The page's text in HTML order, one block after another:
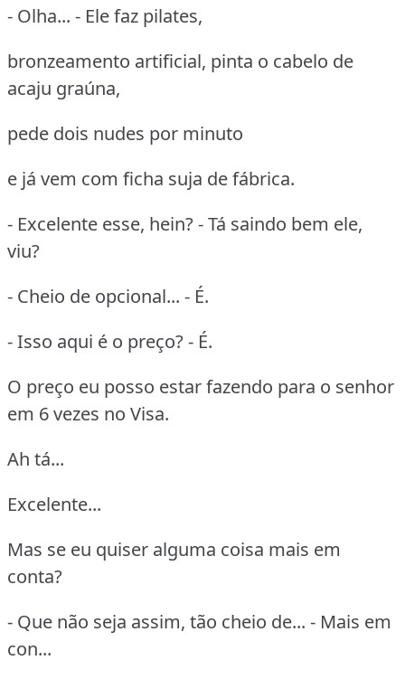
- Olha... - Ele faz pilates,
bronzeamento artificial, pinta o cabelo de
acaju graúna,
pede dois nudes por minuto
e já vem com ficha suja de fábrica.
- Excelente esse, hein? - Tá saindo bem ele,
viu?
- Cheio de opcional... - É.
- Isso aqui é o preço? - É.
O preço eu posso estar fazendo para o senhor
em 6 vezes no Visa.
Ah tá...
Excelente...
Mas se eu quiser alguma coisa mais em
conta?
- Que não seja assim, tão cheio de... - Mais em
con...